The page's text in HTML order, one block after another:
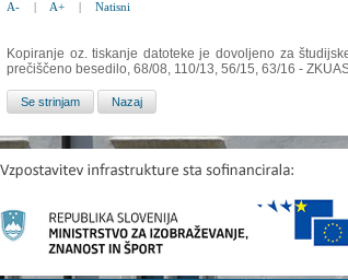
A- | A+ | Natisni
Kopiranje oz. tiskanje datoteke je dovoljeno za
prečiščeno besedilo, 68/08, 110/13, 56/15, 63/16 -